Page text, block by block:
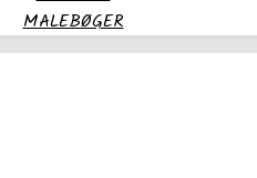
MALEBØGER